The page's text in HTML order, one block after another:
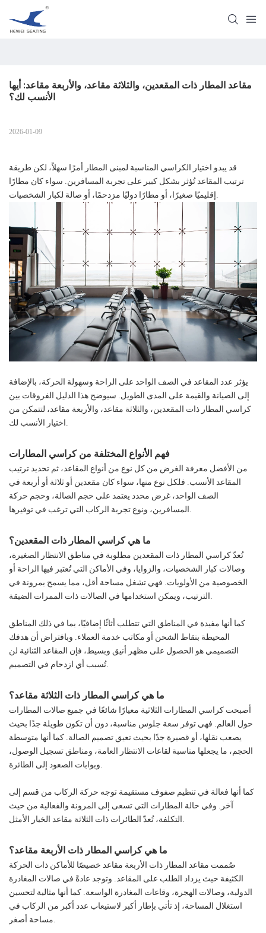
مقاعد المطار ذات المقعدين، والثلاثة مقاعد، والأربعة مقاعد: أيها
الأنسب لك؟
2026-01-09
قد يبدو اختيار الكراسي المناسبة لمبنى المطار أمرًا سهلاً، لكن طريقة
ترتيب المقاعد تُؤثر بشكل كبير على تجربة المسافرين. سواء كان مطارًا
إقليميًا صغيرًا، أو مطارًا دوليًا مزدحمًا، أو صالة لكبار الشخصيات.
يؤثر عدد المقاعد في الصف الواحد على الراحة وسهولة الحركة، بالإضافة
إلى الصيانة والقيمة على المدى الطويل. سيوضح هذا الدليل الفروقات بين
كراسي المطار ذات المقعدين، والثلاثة مقاعد، والأربعة مقاعد، لتتمكن من
فهم الأنواع المختلفة من كراسي المطارات
من الأفضل معرفة الغرض من كل نوع من أنواع المقاعد، ثم تحديد ترتيب
المقاعد الأنسب. فلكل نوع منها، سواء كان مقعدين أو ثلاثة أو أربعة في
الصف الواحد، غرض محدد يعتمد على حجم الصالة، وحجم حركة
ما هي كراسي المطار ذات المقعدين؟
تُعدّ كراسي المطار ذات المقعدين مطلوبة في مناطق الانتظار الصغيرة،
وصالات كبار الشخصيات، والزوايا، وفي الأماكن التي تُعتبر فيها الراحة أو
الخصوصية من الأولويات. فهي تشغل مساحة أقل، مما يسمح بمرونة في
كما أنها مفيدة في المناطق التي تتطلب أثاثًا إضافيًا، بما في ذلك المناطق
المحيطة بنقاط الشحن أو مكاتب خدمة العملاء. وبافتراض أن هدفك
التصميمي هو الحصول على مظهر أنيق وبسيط، فإن المقاعد الثنائية لن
تُسبب أي ازدحام في التصميم.
ما هي كراسي المطار ذات الثلاثة مقاعد؟
أصبحت كراسي المطارات الثلاثية معيارًا شائعًا في جميع صالات المطارات
حول العالم. فهي توفر سعة جلوس مناسبة، دون أن تكون طويلة جدًا بحيث
يصعب نقلها، أو قصيرة جدًا بحيث تعيق تصميم الصالة. كما أنها متوسطة
الحجم، ما يجعلها مناسبة لقاعات الانتظار العامة، ومناطق تسجيل الوصول،
كما أنها فعالة في تنظيم صفوف مستقيمة توجه حركة الركاب من قسم إلى
آخر. وفي حالة المطارات التي تسعى إلى المرونة والفعالية من حيث
ما هي كراسي المطار ذات الأربعة مقاعد؟
صُممت مقاعد المطار ذات الأربعة مقاعد خصيصًا للأماكن ذات الحركة
الكثيفة حيث يزداد الطلب على المقاعد. وتوجد عادةً في صالات المغادرة
الدولية، وصالات الهجرة، وقاعات المغادرة الواسعة. كما أنها مثالية لتحسين
استغلال المساحة، إذ تأتي بإطار أكبر لاستيعاب عدد أكبر من الركاب في